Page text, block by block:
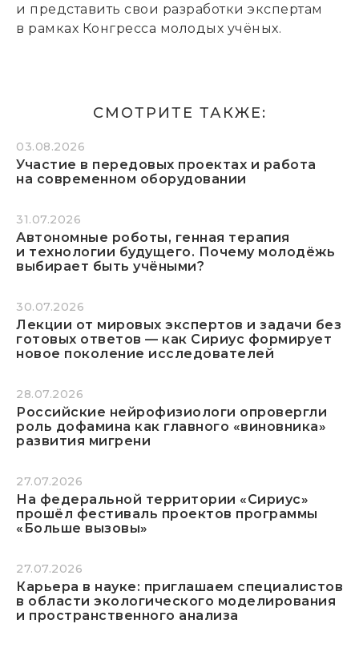
и представить свои разработки экспертам
в рамках Конгресса молодых учёных.
СМОТРИТЕ ТАКЖЕ:
03.08.2026
Участие в передовых проектах и работа
на современном оборудовании
31.07.2026
Автономные роботы, генная терапия
и технологии будущего. Почему молодёжь
выбирает быть учёными?
30.07.2026
Лекции от мировых экспертов и задачи без
готовых ответов — как Сириус формирует
новое поколение исследователей
28.07.2026
Российские нейрофизиологи опровергли
роль дофамина как главного «виновника»
развития мигрени
27.07.2026
На федеральной территории «Сириус»
прошёл фестиваль проектов программы
«Больше вызовы»
27.07.2026
Карьера в науке: приглашаем специалистов
в области экологического моделирования
и пространственного анализа